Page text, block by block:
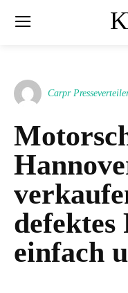
Carpr
defektes
einfach